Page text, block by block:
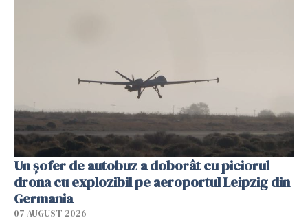
Un șofer de autobuz a doborât cu piciorul
drona cu explozibil pe aeroportul Leipzig din
Germania
07 AUGUST 2026